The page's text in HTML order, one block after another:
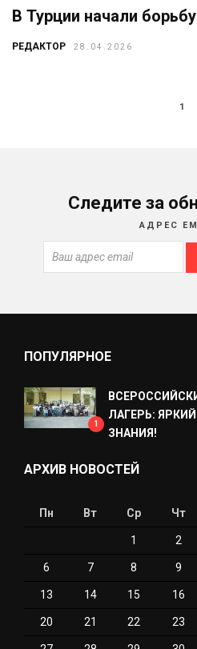
В Турции начали
РЕДАКТОР 28.04.2026
1
Следите за
АДРЕС
ПОПУЛЯРНОЕ
1
ЛАГЕРЬ:
ЗНАНИЯ!
АРХИВ НОВОСТЕЙ
Пн Вт Ср Чт
1 2
6 7 8 9
13 14 15 16
20 21 22 23